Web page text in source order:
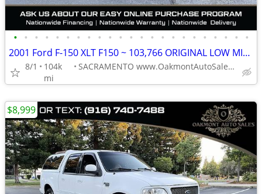
• • • • • • • • • • • • • • • • • • • • • • •
2001 Ford F-150 XLT F150 ~ 103,766 ORIGINAL LOW MILES
8/1
104k
mi
SACRAMENTO www.OakmontAutoSales.com
$8,999